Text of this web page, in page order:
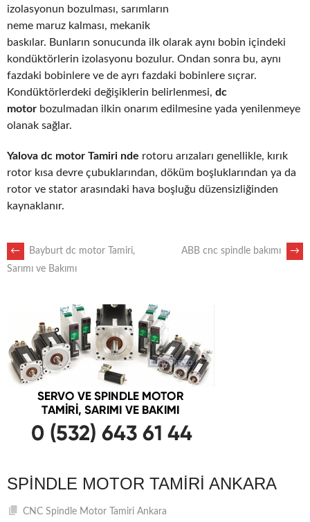
izolasyonun bozulması, sarımların
neme maruz kalması, mekanik
baskılar. Bunların sonucunda ilk olarak aynı bobin içindeki
kondüktörlerin izolasyonu bozulur. Ondan sonra bu, aynı
fazdaki bobinlere ve de ayrı fazdaki bobinlere sıçrar.
Kondüktörlerdeki değişiklerin belirlenmesi, dc
motor bozulmadan ilkin onarım edilmesine yada yenilenmeye
olanak sağlar.
Yalova dc motor Tamiri nde rotoru arızaları genellikle, kırık
rotor kısa devre çubuklarından, döküm boşluklarından ya da
rotor ve stator arasındaki hava boşluğu düzensizliğinden
kaynaklanır.
POST
NAVIGATION
←
Bayburt dc motor Tamiri,
Sarımı ve Bakımı
ABB cnc spindle bakımı →
SPINDLE MOTOR TAMIRI ANKARA
CNC Spindle Motor Tamiri Ankara